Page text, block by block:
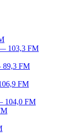
103,3 FM
FM
FM
104,0 FM